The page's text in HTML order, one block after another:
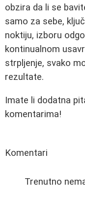
obzira da li se
samo za sebe,
noktiju, izboru
kontinualnom
strpljenje, svako
rezultate.
Imate li dodatna
komentarima!
Komentari
Trenutno